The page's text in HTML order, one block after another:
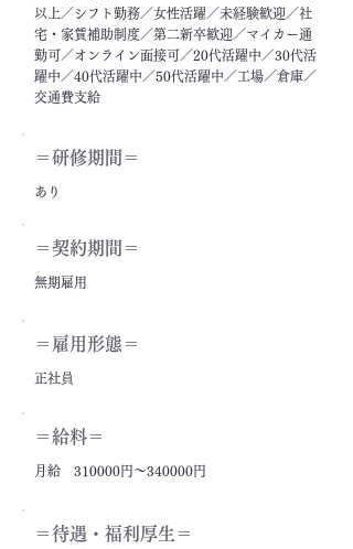
以上／シフト勤務／女性活躍／未経験歓迎／社
宅・家賃補助制度／第二新卒歓迎／マイカー通
勤可／オンライン面接可／20代活躍中／30代活
躍中／40代活躍中／50代活躍中／工場／倉庫／
交通費支給
＝​研修期間＝
あり
＝契約期間＝
無期雇用
＝雇用形態＝
正社員
＝給料＝
月給 310000円～340000円
＝​待遇・福利厚生＝